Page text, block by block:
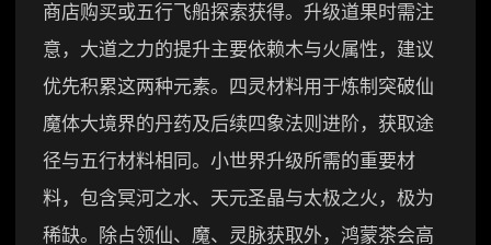
商店购买或五行飞船探索获得。升级道果时需注
意，大道之力的提升主要依赖木与火属性，建议
优先积累这两种元素。四灵材料用于炼制突破仙
魔体大境界的丹药及后续四象法则进阶，获取途
径与五行材料相同。小世界升级所需的重要材
料，包含冥河之水、天元圣晶与太极之火，极为
稀缺。除占领仙、魔、灵脉获取外，鸿蒙茶会高